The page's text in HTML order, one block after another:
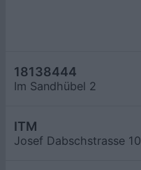
18138444
Im Sandhübel 2
ITM
Josef Dabschstrasse 10